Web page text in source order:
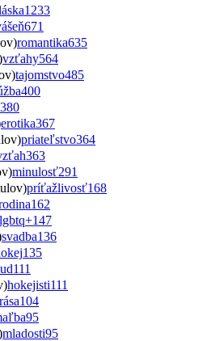
1233
671
romantika635
vzťahy564
tajomstvo485
400
380
erotika367
priateľstvo364
363
minulosť291
príťažlivosť168
162
lgbtq+147
svadba136
135
111
hokejisti111
104
95
mladosti95